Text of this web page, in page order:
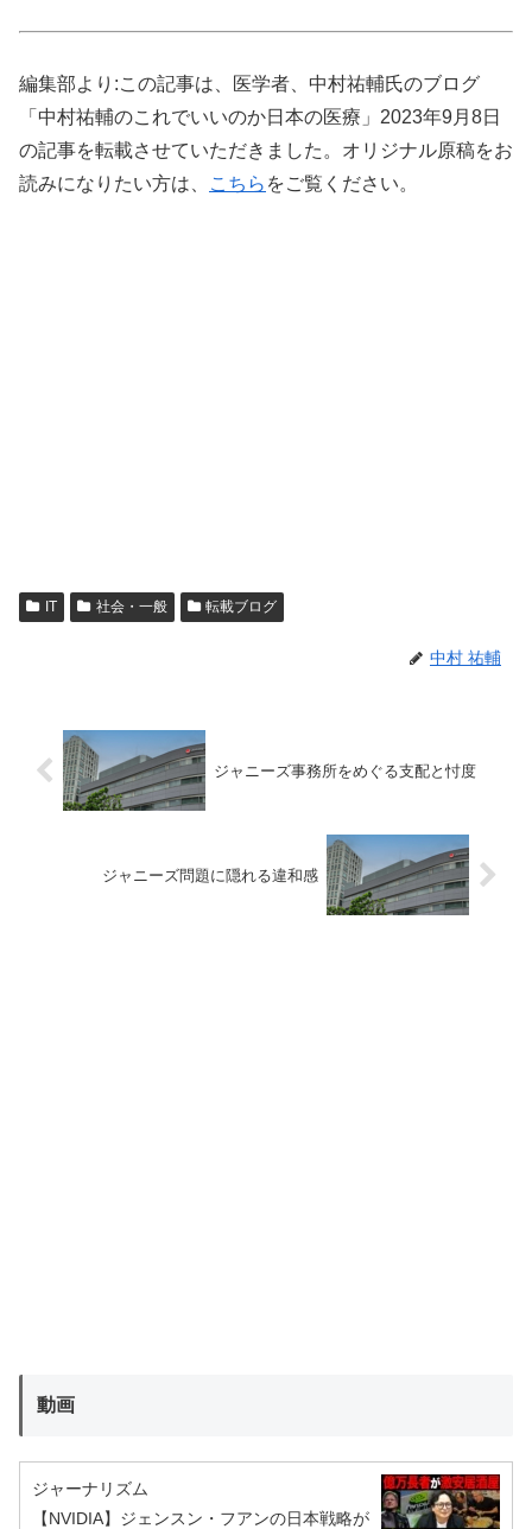
編集部より:この記事は、医学者、中村祐輔氏のブログ
「中村祐輔のこれでいいのか日本の医療」2023年9月8日
の記事を転載させていただきました。オリジナル原稿をお
読みになりたい方は、
こちら をご覧ください。
IT 社会・一般 転載ブログ
中村 祐輔
ジャニーズ事務所をめぐる支配と忖度
ジャニーズ問題に隠れる違和感
動画
ジャーナリズム
【NVIDIA】ジェンスン・フアンの日本戦略が